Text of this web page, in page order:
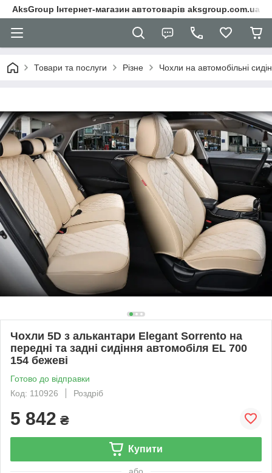
AksGroup Інтернет-магазин автотоварів aksgroup.com.ua
Товари та послуги Різне Чохли на автомобільні
Чохли 5D з алькантари Elegant Sorrento на
передні та задні сидіння автомобіля EL 700
154 бежеві
Готово до відправки
Код: 110926
Роздріб
5 842 ₴
Купити
або